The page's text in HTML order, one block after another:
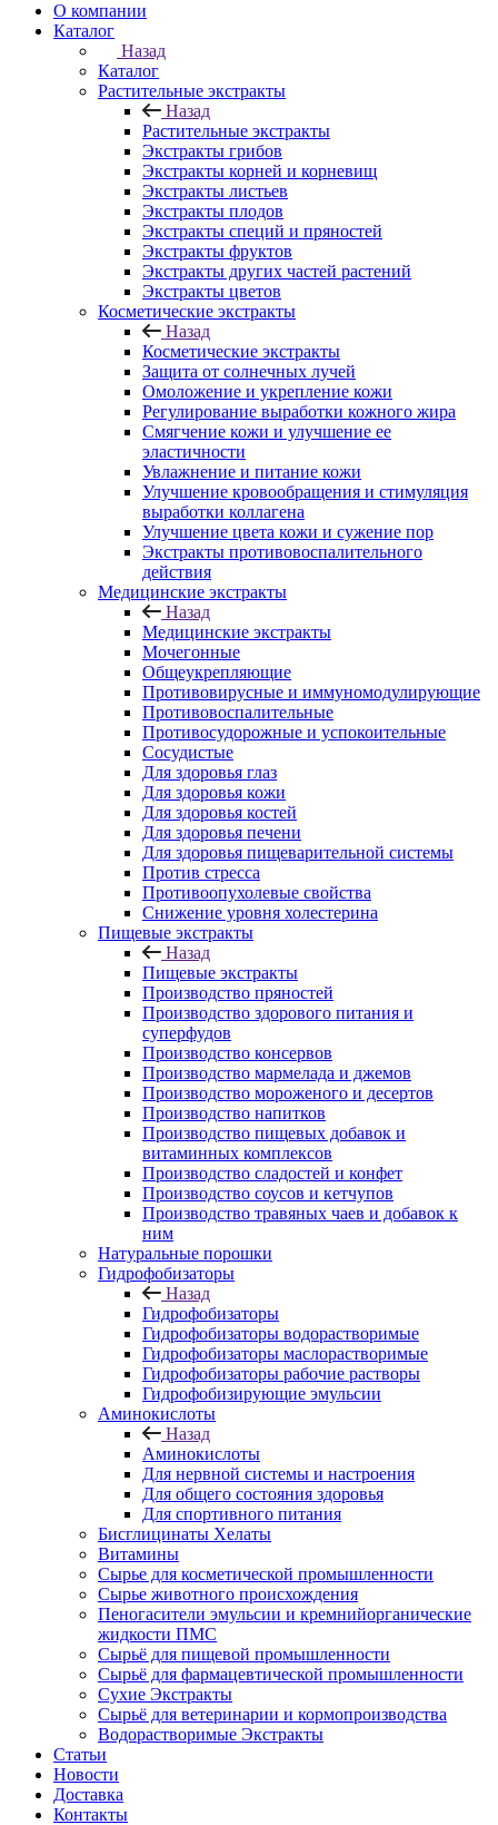
О компании
Каталог
Назад
Каталог
Растительные экстракты
Назад
Растительные экстракты
Экстракты грибов
Экстракты корней и корневищ
Экстракты листьев
Экстракты плодов
Экстракты специй и пряностей
Экстракты фруктов
Экстракты других частей растений
Экстракты цветов
Косметические экстракты
Назад
Косметические экстракты
Защита от солнечных лучей
Омоложение и укрепление кожи
Регулирование выработки кожного жира
Смягчение кожи и улучшение ее
эластичности
Увлажнение и питание кожи
Улучшение кровообращения и стимуляция
выработки коллагена
Улучшение цвета кожи и сужение пор
Экстракты противовоспалительного
действия
Медицинские экстракты
Назад
Медицинские экстракты
Мочегонные
Общеукрепляющие
Противовирусные и иммуномодулирующие
Противовоспалительные
Противосудорожные и успокоительные
Сосудистые
Для здоровья глаз
Для здоровья кожи
Для здоровья костей
Для здоровья печени
Для здоровья пищеварительной системы
Против стресса
Противоопухолевые свойства
Снижение уровня холестерина
Пищевые экстракты
Назад
Пищевые экстракты
Производство пряностей
Производство здорового питания и
суперфудов
Производство консервов
Производство мармелада и джемов
Производство мороженого и десертов
Производство напитков
Производство пищевых добавок и
витаминных комплексов
Производство сладостей и конфет
Производство соусов и кетчупов
Производство травяных чаев и добавок к
ним
Натуральные порошки
Гидрофобизаторы
Назад
Гидрофобизаторы
Гидрофобизаторы водорастворимые
Гидрофобизаторы маслорастворимые
Гидрофобизаторы рабочие растворы
Гидрофобизирующие эмульсии
Аминокислоты
Назад
Аминокислоты
Для нервной системы и настроения
Для общего состояния здоровья
Для спортивного питания
Бисглицинаты Хелаты
Витамины
Сырье для косметической промышленности
Сырье животного происхождения
Пеногасители эмульсии и кремнийорганические
жидкости ПМС
Сырьё для пищевой промышленности
Сырьё для фармацевтической промышленности
Сухие Экстракты
Сырьё для ветеринарии и кормопроизводства
Водорастворимые Экстракты
Статьи
Новости
Доставка
Контакты